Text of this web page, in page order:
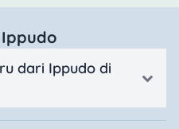
dari Ippudo di